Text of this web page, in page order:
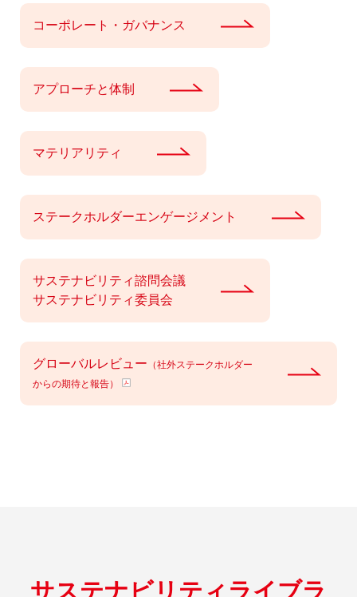
コーポレート・ガバナンス
アプローチと体制
マテリアリティ
ステークホルダーエンゲージメント
サステナビリティ諮問会議
サステナビリティ委員会
グローバルレビュー （社外ステークホルダー
からの期待と報告）
サステナビリティライブラ